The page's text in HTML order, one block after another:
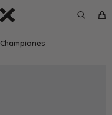
Championes